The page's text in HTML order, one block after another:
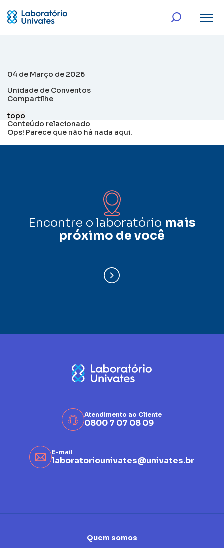
04 de Março de 2026
Unidade de Conventos
Compartilhe
topo
Conteúdo relacionado
Ops! Parece que não há nada aqui.
Encontre o laboratório mais
próximo de você
Atendimento ao Cliente
0800 7 07 08 09
E-mail
laboratoriounivates@univates.br
Quem somos